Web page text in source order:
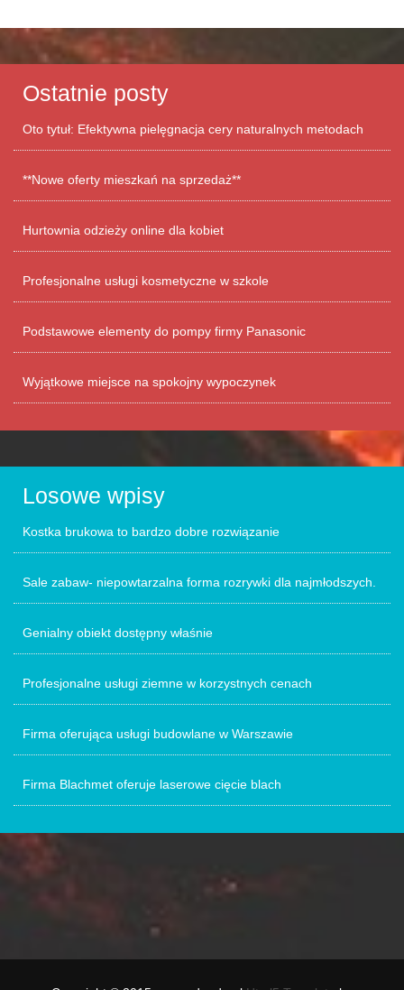
Ostatnie posty
Oto tytuł: Efektywna pielęgnacja cery naturalnych metodach
**Nowe oferty mieszkań na sprzedaż**
Hurtownia odzieży online dla kobiet
Profesjonalne usługi kosmetyczne w szkole
Podstawowe elementy do pompy firmy Panasonic
Wyjątkowe miejsce na spokojny wypoczynek
Losowe wpisy
Kostka brukowa to bardzo dobre rozwiązanie
Sale zabaw- niepowtarzalna forma rozrywki dla najmłodszych.
Genialny obiekt dostępny właśnie
Profesjonalne usługi ziemne w korzystnych cenach
Firma oferująca usługi budowlane w Warszawie
Firma Blachmet oferuje laserowe cięcie blach